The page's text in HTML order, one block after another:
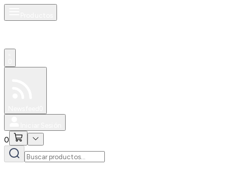
0